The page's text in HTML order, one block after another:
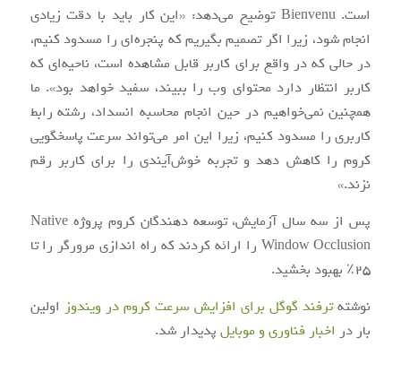
است. Bienvenu توضیح می‌دهد: «این کار باید با دقت زیادی
انجام شود، زیرا اگر تصمیم بگیریم که پنجره‌ای را مسدود کنیم،
در حالی که در واقع برای کاربر قابل مشاهده است، ناحیه‌ای که
کاربر انتظار دارد محتوای وب را ببیند، سفید خواهد بود». ما
همچنین نمی‌خواهیم در حین انجام محاسبه انسداد، رشته رابط
کاربری را مسدود کنیم، زیرا این امر می‌تواند سرعت پاسخگویی
کروم را کاهش دهد و تجربه خوش‌آیندی را برای کاربر رقم
نزند.»
پس از سه سال آزمایش، توسعه دهندگان کروم پروژه Native
Window Occlusion را ارائه کردند که راه اندازی مرورگر را تا
25٪ بهبود بخشید.
نوشتهترفند گوگل برای افزایش سرعت کروم در ویندوز اولین
بار در اخبار فناوری و موبایلپدیدار شد.